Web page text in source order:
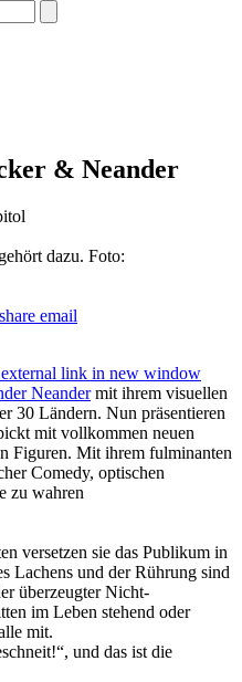
& Neander
dazu. Foto:
Neandermit ihrem visuellen
30 Ländern. Nun präsentieren
mit vollkommen neuen
Figuren. Mit ihrem fulminanten
Comedy, optischen
zu wahren
versetzen sie das Publikum in
Lachens und der Rührung sind
überzeugter Nicht-
im Leben stehend oder
mit.
und das ist die